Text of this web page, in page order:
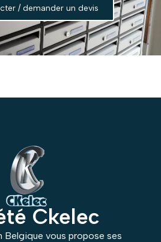
/ demander un devis
Ckelec
Belgique vous propose ses